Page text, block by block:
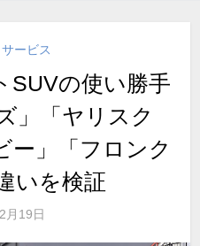
ービス
SUVの使い勝手
」「ヤリスク
ー」「フロンク
いを検証
月19日